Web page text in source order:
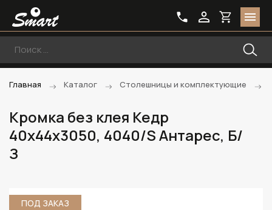
Главная Каталог Столешницы и комплектующие
Кромка без клея Кедр
40х44х3050, 4040/S Антарес, Б/
З
ПОД ЗАКАЗ